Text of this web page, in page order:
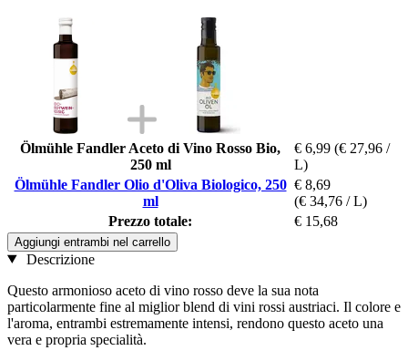
Ölmühle Fandler Aceto di Vino Rosso Bio,
250 ml
€ 6,99 (€ 27,96 /
L)
Ölmühle Fandler Olio d'Oliva Biologico, 250
ml
€ 8,69
(€ 34,76 / L)
Prezzo totale:
€ 15,68
Aggiungi entrambi nel carrello
Descrizione
Questo armonioso aceto di vino rosso deve la sua nota
particolarmente fine al miglior blend di vini rossi austriaci. Il colore e
l'aroma, entrambi estremamente intensi, rendono questo aceto una
vera e propria specialità.